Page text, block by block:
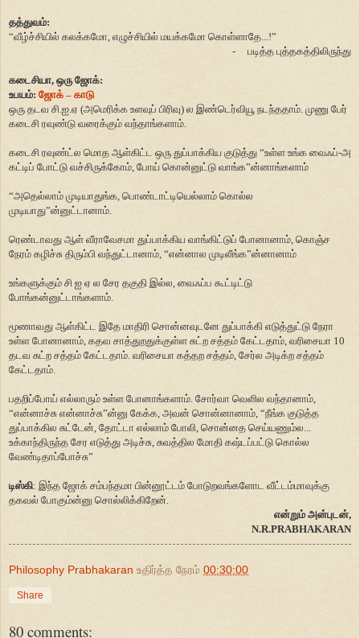
தத்துவம்:
“வீழ்ச்சியில் கலக்கமோ, எழுச்சியில் மயக்கமோ கொள்ளாதே...!”
-
படித்த புத்தகத்திலிருந்து
கடைசியா, ஒரு ஜோக்:
உபயம்: ஜோக் – காடு
ஒரு தடவ சி.ஐ.ஏ (அமெரிக்க உளவுப் பிரிவு) ல இண்டெர்வியூ நடந்ததாம். முணு பேர்
கடைசி ரவுண்டு வரைக்கும் வந்தாங்களாம்.
கடைசி ரவுண்ட்ல மொத ஆள்கிட்ட ஒரு துப்பாக்கிய குடுத்து “உள்ள உங்க வைஃப்-அ
கட்டிப் போட்டு வச்சிருக்கோம் போய் கொன்னுட்டு வாங்க”ன்னாங்களாம்
“அதெல்லாம் முடியாதுங்க பொண்டாட்டியெல்லாம் கொல்ல
முடியாது”ன்னுட்டானாம்.
ரெண்டாவது ஆள் வீராவேசமா துப்பாக்கிய வாங்கிட்டுப் போனானாம் கொஞ்ச
நேரம் கழிச்சு திரும்பி வந்துட்டானாம் , “என்னால முடிலீங்க”ன்னானாம்
உங்களுக்கும் சி ஐ ஏ ல சேர தகுதி இல்ல வைஃப்ப கூட்டிட்டு
போங்கன்னுட்டாங்களாம்.
மூணாவது ஆள்கிட்ட இதே மாதிரி சொன்னவுடனே துப்பாக்கி எடுத்துட்டு நேரா
உள்ள போனானாம் கதவ சாத்துறதுக்குள்ள சுட்ற சத்தம் கேட்டதாம் வரிசையா 10
தடவ சுட்ற சத்தம் கேட்டதாம். வரிசையா கத்தற சத்தம் சேர்ல அடிக்ற சத்தம்
கேட்டதாம்.
பதறிப்போய் எல்லாரும் உள்ள போனாங்களாம். சோர்வா வெளில வந்தானாம்
“என்னாச்சு என்னாச்சு”ன்னு கேக்க அவன் சொன்னானாம் , “நீங்க குடுத்த
துப்பாக்கில சுட்டேன் தோட்டா எல்லாம் போலி சொன்னத செய்யணும்ல...
உக்காந்திருந்த சேர எடுத்து அடிச்சு சுவத்தில மோதி கஷ்டப்பட்டு கொல்ல
வேண்டிதாப்போச்சு”
டிஸ்கி: இந்த ஜோக் சம்பந்தமா பின்னூட்டம் போடுறவங்களோட வீட்டம்மாவுக்கு
தகவல் போகும்ன்னு சொல்லிக்கிறேன்.
என்றும் அன்புடன்,
N.R.PRABHAKARAN
Philosophy Prabhakaran உதிர்த்த நேரம் 00:30:00
Share
80 comments: